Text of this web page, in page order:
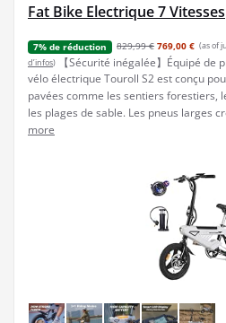
Fat Bike Electrique 7 Vitesses
7% de réduction 829,99 € 769,00 € (as of
d’infos)
【Sécurité inégalée】Équipé
vélo électrique Touroll S2 est conçu
pavées comme les sentiers forestiers,
les plages de sable. Les pneus larges
more